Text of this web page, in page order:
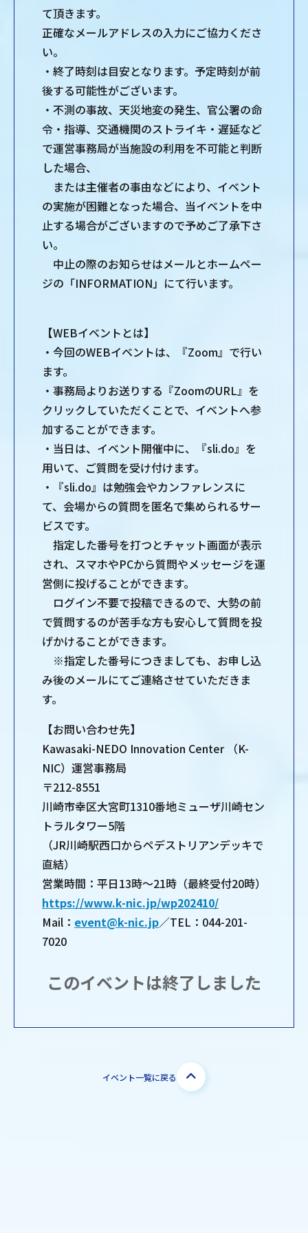
て頂きます。
正確なメールアドレスの入力にご協力くださ
い。
・終了時刻は目安となります。予定時刻が前
後する可能性がございます。
・不測の事故、天災地変の発生、官公署の命
令・指導、交通機関のストライキ・遅延など
で運営事務局が当施設の利用を不可能と判断
した場合、
または主催者の事由などにより、イベント
の実施が困難となった場合、当イベントを中
止する場合がございますので予めご了承下さ
い。
中止の際のお知らせはメールとホームペー
ジの「INFORMATION」にて行います。
【WEBイベントとは】
・今回のWEBイベントは、『Zoom』で行い
ます。
・事務局よりお送りする『ZoomのURL』を
クリックしていただくことで、イベントへ参
加することができます。
・当日は、イベント開催中に、『sli.do』を
用いて、ご質問を受け付けます。
・『sli.do』は勉強会やカンファレンスに
て、会場からの質問を匿名で集められるサー
ビスです。
指定した番号を打つとチャット画面が表示
され、スマホやPCから質問やメッセージを運
営側に投げることができます。
ログイン不要で投稿できるので、大勢の前
で質問するのが苦手な方も安心して質問を投
げかけることができます。
※指定した番号につきましても、お申し込
み後のメールにてご連絡させていただきま
す。
【お問い合わせ先】
Kawasaki-NEDO Innovation Center （K-
NIC）運営事務局
〒212-8551
川崎市幸区大宮町1310番地ミューザ川崎セン
トラルタワー5階
（JR川崎駅西口からペデストリアンデッキで
直結）
営業時間：平日13時～21時（最終受付20時）
https://www.k-nic.jp/wp202410/
Mail： event@k-nic.jp／TEL：044-201-
7020
このイベントは終了しました
イベント一覧に戻る